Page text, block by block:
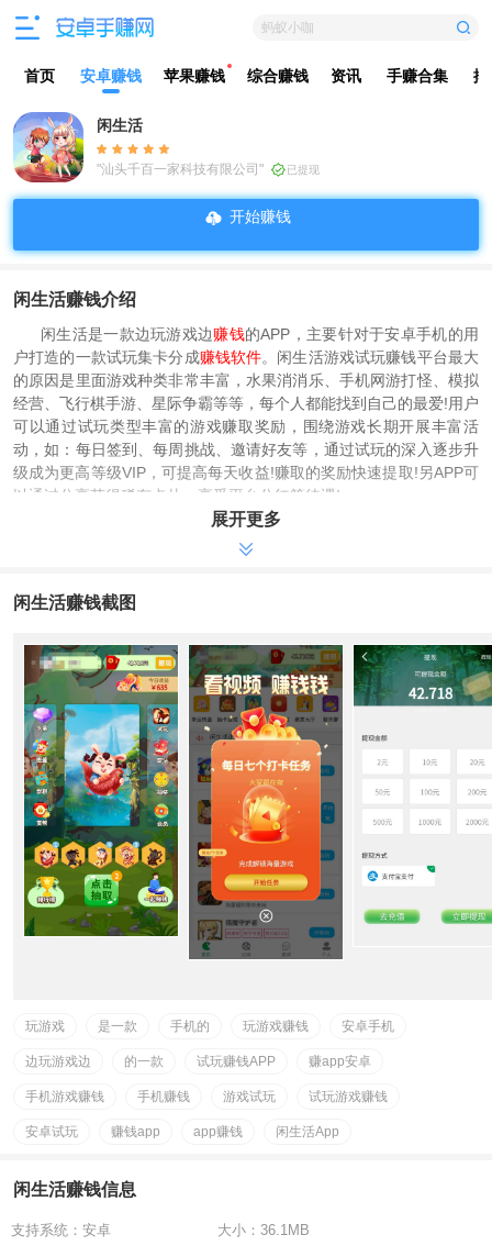
蚂蚁小咖
首页 安卓赚钱 苹果赚钱 综合赚钱 资讯 手赚合集 排
闲生活
"汕头千百一家科技有限公司" 已提现
开始赚钱
闲生活赚钱介绍
闲生活是一款边玩游戏边赚钱的APP，主要针对于安卓手机的用
户打造的一款试玩集卡分成赚钱软件。闲生活游戏试玩赚钱平台最大
的原因是里面游戏种类非常丰富，水果消消乐、手机网游打怪、模拟
经营、飞行棋手游、星际争霸等等，每个人都能找到自己的最爱!用户
可以通过试玩类型丰富的游戏赚取奖励，围绕游戏长期开展丰富活
动，如：每日签到、每周挑战、邀请好友等，通过试玩的深入逐步升
级成为更高等级VIP，可提高每天收益!赚取的奖励快速提取!另APP可
以通过分享获得稀有卡片，享受平台分红等待遇!
豚试玩等平台，通过玩游戏轻松赚零花，水晶可任意交易留着增值分
2、邀请好友完成游戏试玩可得奖励，另有视频，悬赏任务等可
获得收益
闲生活APP满2元起提现，资金随进即可随出，无任何风险，每日
最高提现2次
闲生活赚钱攻略
1.合成升级游戏，玩合成升级卡牌游戏不同级别可获得现金和实
物奖励
2.抽特殊卡牌，普通特殊卡牌立即获得奖金，特殊卡牌每日享受
分红和产生奖劵
3.看视频完成任务等行为可以获得合成次数，获得佣金+水晶，合
成次数可以加快抽到特殊卡牌的进度
5.推广用户成为会员奖励现金，不同权限获得的奖励各有不同，
可兑换成奖劵参与每日分红等后续活动
7.自己观看视频可以领取群内红包，并且可以获得合成次数
6.8元，298元直推奖励59.6元，二级奖励29.8元，598元直推奖励
100人见点5元，年卡推荐1000人见点10元。
展开更多
闲生活赚钱截图
玩游戏 是一款 手机的 玩游戏赚钱 安卓手机
边玩游戏边 的一款 试玩赚钱APP 赚app安卓
手机游戏赚钱 手机赚钱 游戏试玩 试玩游戏赚钱
安卓试玩 赚钱app app赚钱 闲生活App
闲生活赚钱信息
支持系统： 安卓 大小： 36.1MB